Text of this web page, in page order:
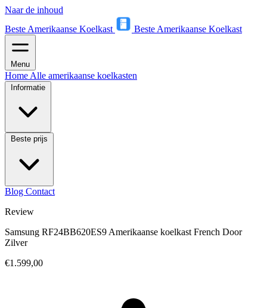
Naar de inhoud
Beste Amerikaanse Koelkast
Beste Amerikaanse Koelkast
Menu
Home Alle amerikaanse koelkasten
Informatie
Beste prijs
Blog Contact
Review
Samsung RF24BB620ES9 Amerikaanse koelkast French Door
Zilver
€1.599,00